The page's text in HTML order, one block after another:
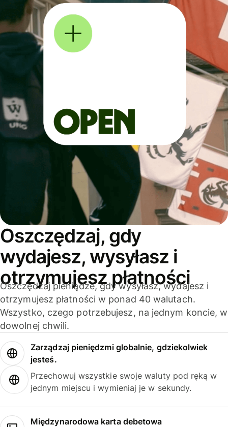
Oszczędzaj, gdy
wydajesz, wysyłasz i
otrzymujesz płatności
Oszczędzaj pieniądze, gdy wysyłasz, wydajesz i
otrzymujesz płatności w ponad 40 walutach.
Wszystko, czego potrzebujesz, na jednym koncie, w
dowolnej chwili.
Zarządzaj pieniędzmi globalnie, gdziekolwiek
jesteś.
Przechowuj wszystkie swoje waluty pod ręką w
jednym miejscu i wymieniaj je w sekundy.
Międzynarodowa karta debetowa